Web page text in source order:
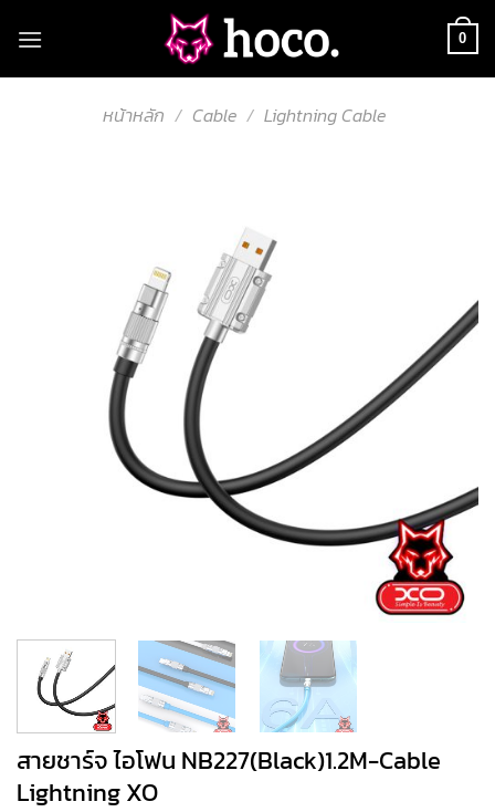
0
หน้าหลัก / Cable / Lightning Cable
สายชาร์จ ไอโฟน NB227(Black)1.2M-Cable
Lightning XO